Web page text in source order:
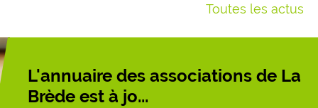
Toutes les actus
L'annuaire des associations de La
Brède est à jo...